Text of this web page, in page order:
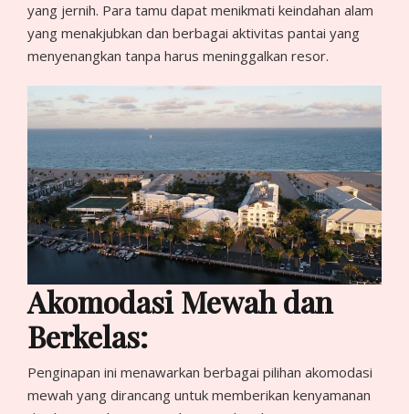
yang jernih. Para tamu dapat menikmati keindahan alam
yang menakjubkan dan berbagai aktivitas pantai yang
menyenangkan tanpa harus meninggalkan resor.
Akomodasi Mewah dan
Berkelas:
Penginapan ini menawarkan berbagai pilihan akomodasi
mewah yang dirancang untuk memberikan kenyamanan